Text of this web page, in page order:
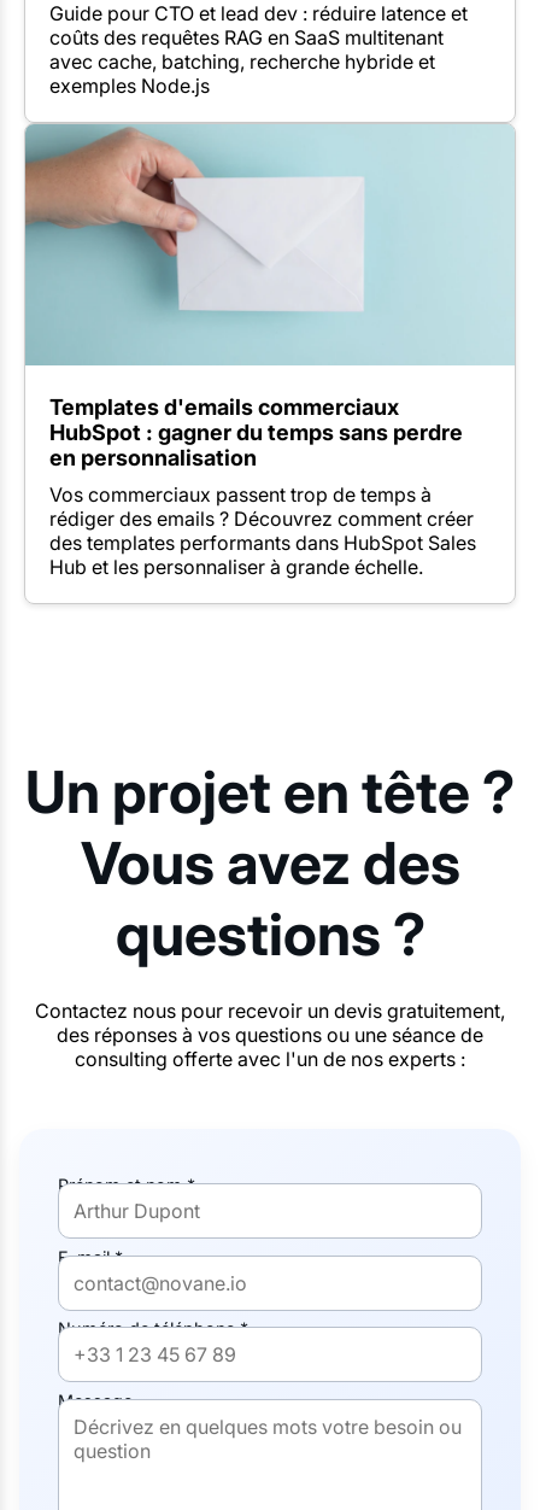
Guide pour CTO et lead dev : réduire latence et
coûts des requêtes RAG en SaaS multitenant
avec cache, batching, recherche hybride et
exemples Node.js
Templates d'emails commerciaux
HubSpot : gagner du temps sans perdre
en personnalisation
Vos commerciaux passent trop de temps à
rédiger des emails ? Découvrez comment créer
des templates performants dans HubSpot Sales
Hub et les personnaliser à grande échelle.
Un projet en tête ?
Vous avez des
questions ?
Contactez nous pour recevoir un devis gratuitement,
des réponses à vos questions ou une séance de
consulting offerte avec l'un de nos experts :
Prénom et nom *
E-mail *
Numéro de téléphone *
Message